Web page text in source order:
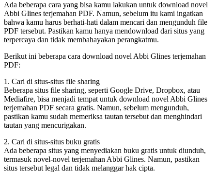
Ada beberapa cara yang bisa kamu lakukan untuk download novel
Abbi Glines terjemahan PDF. Namun, sebelum itu kami ingatkan
bahwa kamu harus berhati-hati dalam mencari dan mengunduh file
PDF tersebut. Pastikan kamu hanya mendownload dari situs yang
terpercaya dan tidak membahayakan perangkatmu.
Berikut ini beberapa cara download novel Abbi Glines terjemahan
PDF:
1. Cari di situs-situs file sharing
Beberapa situs file sharing, seperti Google Drive, Dropbox, atau
Mediafire, bisa menjadi tempat untuk download novel Abbi Glines
terjemahan PDF secara gratis. Namun, sebelum mengunduh,
pastikan kamu sudah memeriksa tautan tersebut dan menghindari
tautan yang mencurigakan.
2. Cari di situs-situs buku gratis
Ada beberapa situs yang menyediakan buku gratis untuk diunduh,
termasuk novel-novel terjemahan Abbi Glines. Namun, pastikan
situs tersebut legal dan tidak melanggar hak cipta.